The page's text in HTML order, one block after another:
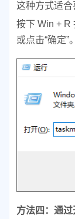
这种方式适合
按下 Win + R
或点击“确定”。
方法四：通